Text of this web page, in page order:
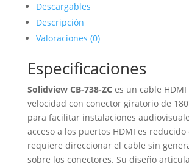
Descargables
Descripción
Valoraciones (0)
Especificaciones
Solidview CB-738-ZC es un cable
velocidad con conector giratorio de
para facilitar instalaciones
acceso a los puertos HDMI es reducido
requiere direccionar el cable sin
sobre los conectores. Su diseño